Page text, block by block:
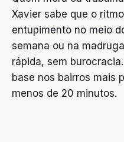
Xavier sabe que o
entupimento no meio
semana ou na
rápida, sem
base nos bairros mais
menos de 20 minutos.